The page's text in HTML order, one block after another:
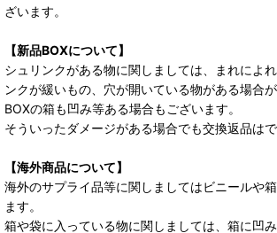
ざいます。
【新品BOXについて】
シュリンクがある物に関しましては、まれによ
ンクが緩いもの、穴が開いている物がある場合が
BOXの箱も凹み等ある場合もございます。
そういったダメージがある場合でも交換返品はで
【海外商品について】
海外のサプライ品等に関しましてはビニールや
ます。
箱や袋に入っている物に関しましては、箱に凹